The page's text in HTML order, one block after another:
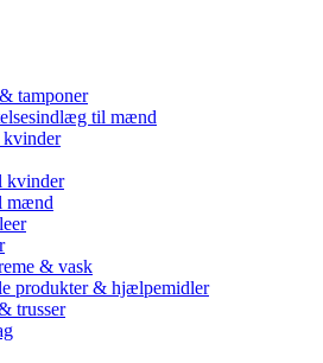
tamponer
til mænd
kvinder
mænd
& vask
produkter & hjælpemidler
trusser